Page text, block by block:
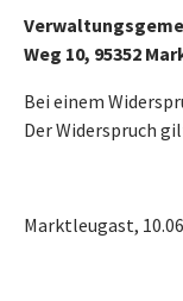
Weg 10, 95352
Bei einem
Der Widerspruch
Marktleugast,